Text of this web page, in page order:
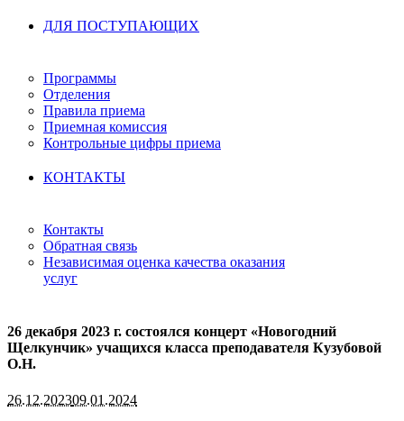
ДЛЯ ПОСТУПАЮЩИХ
Программы
Отделения
Правила приема
Приемная комиссия
Контрольные цифры приема
КОНТАКТЫ
Контакты
Обратная связь
Независимая оценка качества оказания
услуг
26 декабря 2023 г. состоялся концерт «Новогодний
Щелкунчик» учащихся класса преподавателя Кузубовой
О.Н.
26.12.202309.01.2024